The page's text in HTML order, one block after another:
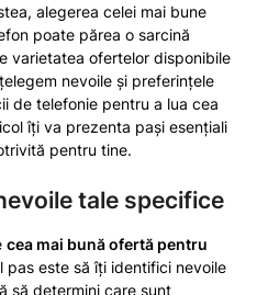
alegerea celei mai bune
poate părea o sarcină
varietatea ofertelor disponibile
nevoile și preferințele
de telefonie pentru a lua cea
îți va prezenta pași esențiali
pentru tine.
tale specifice
cea mai bună ofertă pentru
pas este să îți identifici nevoile
să determini care sunt